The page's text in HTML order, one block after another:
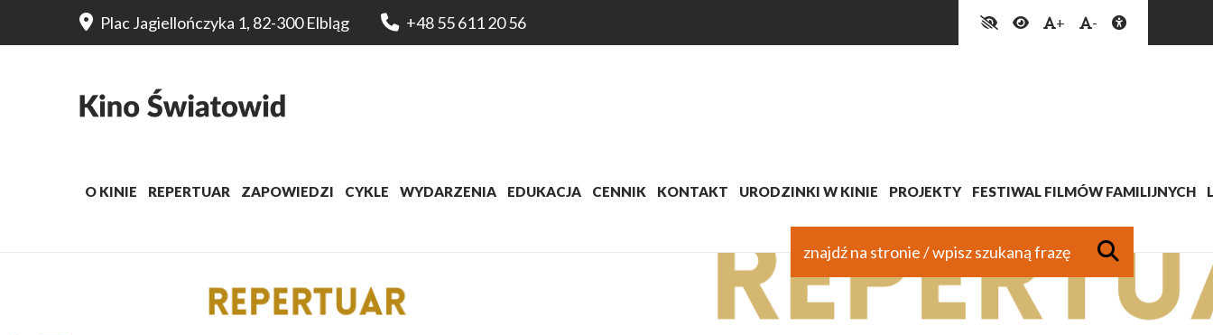
Plac Jagiellończyka 1, 82-300 Elbląg +48 55 611 20 56 + -
O KINIE REPERTUAR ZAPOWIEDZI CYKLE WYDARZENIA EDUKACJA CENNIK KONTAKT URODZINKI W KINIE PROJEKTY FESTIWAL FILMÓW FAMILIJNYCH